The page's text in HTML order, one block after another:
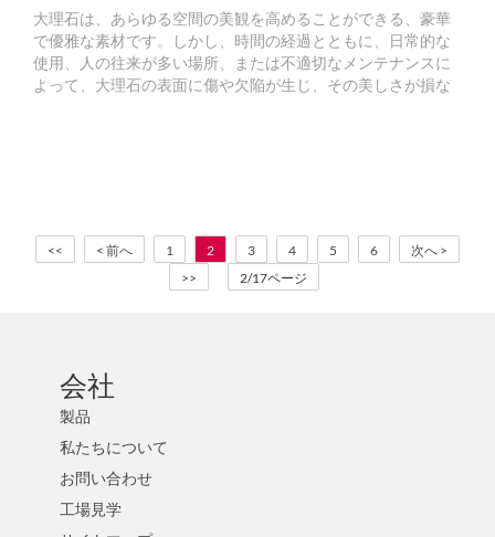
大理石は、あらゆる空間の美観を高めることができる、豪華
で優雅な素材です。しかし、時間の経過とともに、日常的な
使用、人の往来が多い場所、または不適切なメンテナンスに
よって、大理石の表面に傷や欠陥が生じ、その美しさが損な
<< < 前へ 1 2 3 4 5 6
次へ >
>>
2/17ページ
会社
製品
私たちについて
お問い合わせ
工場見学